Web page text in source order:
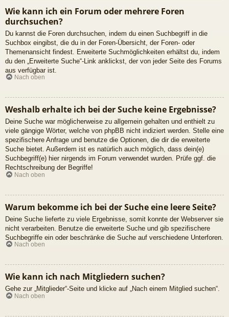
Wie kann ich ein Forum oder mehrere Foren
durchsuchen?
Du kannst die Foren durchsuchen, indem du einen Suchbegriff in die
Suchbox eingibst, die du in der Foren-Übersicht, der Foren- oder
Themenansicht findest. Erweiterte Suchmöglichkeiten erhältst du, indem
du den „Erweiterte Suche“-Link anklickst, der von jeder Seite des Forums
aus verfügbar ist.
Nach oben
Weshalb erhalte ich bei der Suche keine Ergebnisse?
Deine Suche war möglicherweise zu allgemein gehalten und enthielt zu
viele gängige Wörter, welche von phpBB nicht indiziert werden. Stelle eine
spezifischere Anfrage und benutze die Optionen, die dir die erweiterte
Suche bietet. Außerdem ist es natürlich auch möglich, dass dein(e)
Suchbegriff(e) hier nirgends im Forum verwendet wurden. Prüfe ggf. die
Rechtschreibung der Begriffe!
Nach oben
Warum bekomme ich bei der Suche eine leere Seite?
Deine Suche lieferte zu viele Ergebnisse, somit konnte der Webserver sie
nicht verarbeiten. Benutze die erweiterte Suche und gib spezifischere
Suchbegriffe ein oder beschränke die Suche auf verschiedene Unterforen.
Nach oben
Wie kann ich nach Mitgliedern suchen?
Gehe zur „Mitglieder“-Seite und klicke auf „Nach einem Mitglied suchen“.
Nach oben